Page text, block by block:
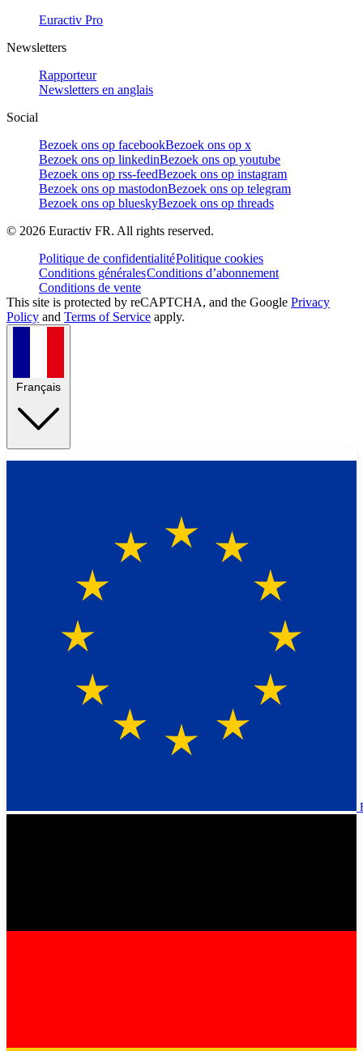
Euractiv Pro
Newsletters
Rapporteur
Newsletters en anglais
Social
Bezoek ons op facebookBezoek ons op x
Bezoek ons op linkedinBezoek ons op youtube
Bezoek ons op rss-feedBezoek ons op instagram
Bezoek ons op mastodonBezoek ons op telegram
Bezoek ons op blueskyBezoek ons op threads
© 2026 Euractiv FR. All rights reserved.
Politique de confidentialitéPolitique cookies
Conditions généralesConditions d’abonnement
Conditions de vente
This site is protected by reCAPTCHA, and the Google Privacy
Policy and Terms of Service apply.
Français